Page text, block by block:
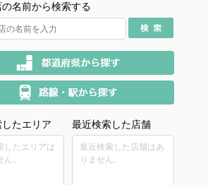
の名前から検索する
たエリア
したエリアは
。
最近検索した店舗
最近検索した店舗はあ
りません。